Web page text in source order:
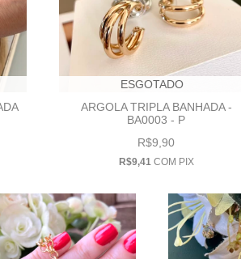
ESGOTADO
ARGOLA TRIPLA BANHADA -
BA0003 - P
R$9,90
R$9,41 COM PIX